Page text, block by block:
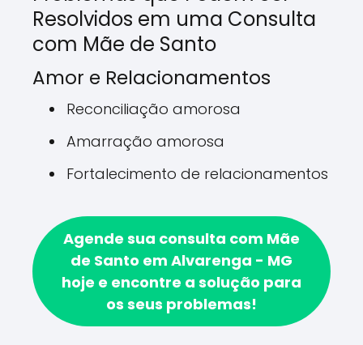
Resolvidos em uma Consulta
com Mãe de Santo
Amor e Relacionamentos
Reconciliação amorosa
Amarração amorosa
Fortalecimento de relacionamentos
Agende sua consulta com Mãe
de Santo em Alvarenga - MG
hoje e encontre a solução para
os seus problemas!